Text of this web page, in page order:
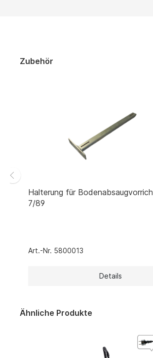
Zubehör
Halterung für
7/89
Art.-Nr. 5800013
Details
Ähnliche Produkte